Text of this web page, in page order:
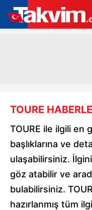
TOURE
TOURE ile ilgili en
başlıklarına ve
ulaşabilirsiniz.
göz atabilir ve
bulabilirsiniz.
hazırlanmış tüm